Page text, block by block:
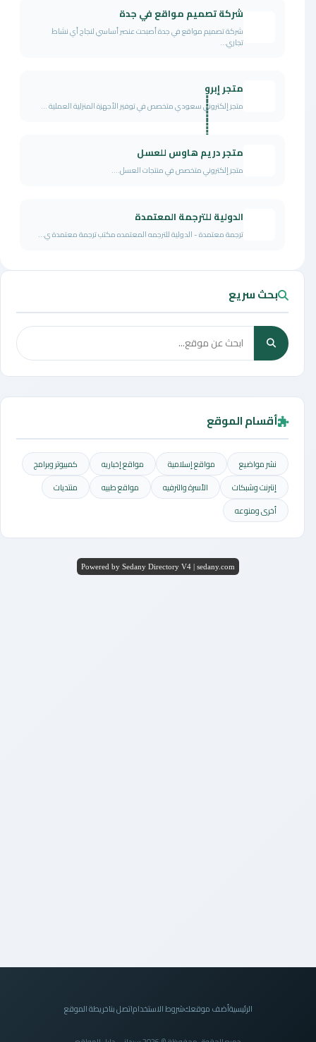
شركة تصميم مواقع في جدة
شركة تصميم مواقع في جدة أصبحت عنصر أساسي لنجاح أي نشاط
تجاري...
متجر إبروٍٍٍٍٍٍٍٍٍٍٍٍٍٍٍٍٍٍٍٍٍٍٍٍٍٍٍٍٍٍٍٍٍٍٍٍٍٍٍٍٍ
متجر إلكتروني سعودي متخصص في توفير الأجهزة المنزلية العملية ...
متجر دريم هاوس للعسل
متجر إلكتروني متخصص في منتجات العسل....
الدولية للترجمة المعتمدة
ترجمة معتمدة - الدولية للترجمه المعتمده مكتب ترجمة معتمدة ي...
بحث سريع
أقسام الموقع
نشر مواضيع مواقع إسلامية مواقع إخباريه
كمبيوتر وبرامج
إنترنت وشبكات
الأسرة والترفيه مواقع طبيه
منتديات
أخرى ومنوعه
Powered by Sedany Directory V4 | sedany.com
الرئيسيةأضف موقعكشروط الاستخداماتصل بناخريطة الموقع